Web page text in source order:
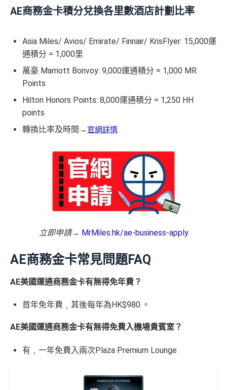
AE商務金卡積分兌換各里數酒店計劃比率
Asia Miles/ Avios/ Emirate/ Finnair/ KrisFlyer: 15,000運
通積分 = 1,000里
萬豪 Marriott Bonvoy: 9,000運通積分 = 1,000 MR
Points
Hilton Honors Points: 8,000運通積分 = 1,250 HH
points
轉換比率及時間→ 官網詳情
立即申請→ MrMiles.hk/ae-business-apply
AE商務金卡常見問題FAQ
AE美國運通商務金卡有無得免年費？
首年免年費﹐其後每年為HK$980‧。
AE美國運通商務金卡有無得免費入機場貴賓室？
有﹐一年免費入兩次Plaza Premium Lounge